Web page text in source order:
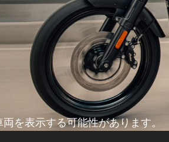
を表示する可能性があります。